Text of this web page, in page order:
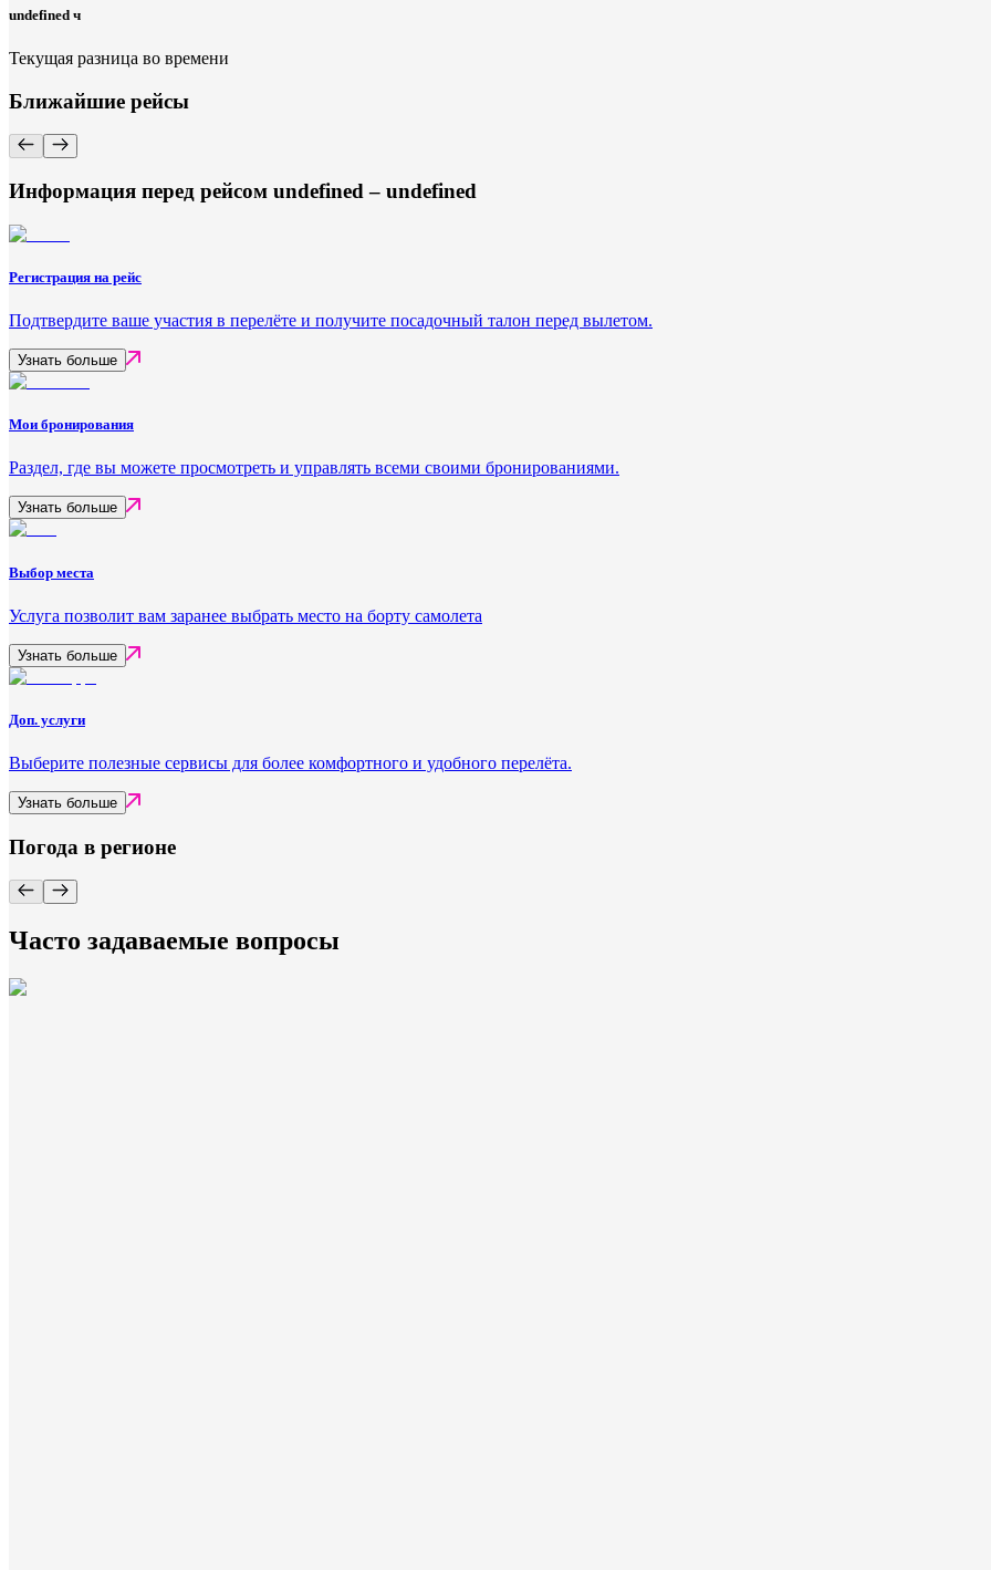
undefined ч
Текущая разница во времени
Ближайшие рейсы
Информация перед рейсом undefined – undefined
Регистрация на рейс
Подтвердите ваше участия в перелёте и получите посадочный талон перед вылетом.
Узнать больше
Мои бронирования
Раздел, где вы можете просмотреть и управлять всеми своими бронированиями.
Узнать больше
Выбор места
Услуга позволит вам заранее выбрать место на борту самолета
Узнать больше
Доп. услуги
Выберите полезные сервисы для более комфортного и удобного перелёта.
Узнать больше
Погода в регионе
Часто задаваемые вопросы